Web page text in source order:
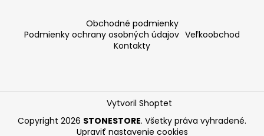
Obchodné podmienky
Podmienky ochrany osobných údajov Veľkoobchod
Kontakty
Vytvoril Shoptet
Copyright 2026 STONESTORE. Všetky práva vyhradené.
Upraviť nastavenie cookies